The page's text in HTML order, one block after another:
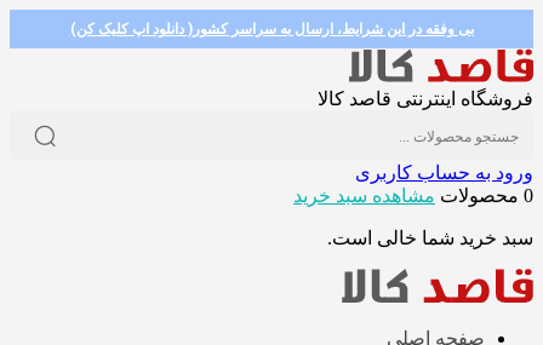
بی وفقه در این شرایط، ارسال به سراسر کشور( دانلود اپ کلیک کن)
فروشگاه اینترنتی قاصد کالا
ورود به حساب کاربری
0 محصولات
مشاهده سبد خرید
سبد خرید شما خالی است.
صفحه اصلی